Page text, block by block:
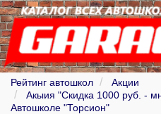
Рейтинг автошкол
Акции
Акыия "Скидка 1000 руб. -
Автошколе "Торсион"